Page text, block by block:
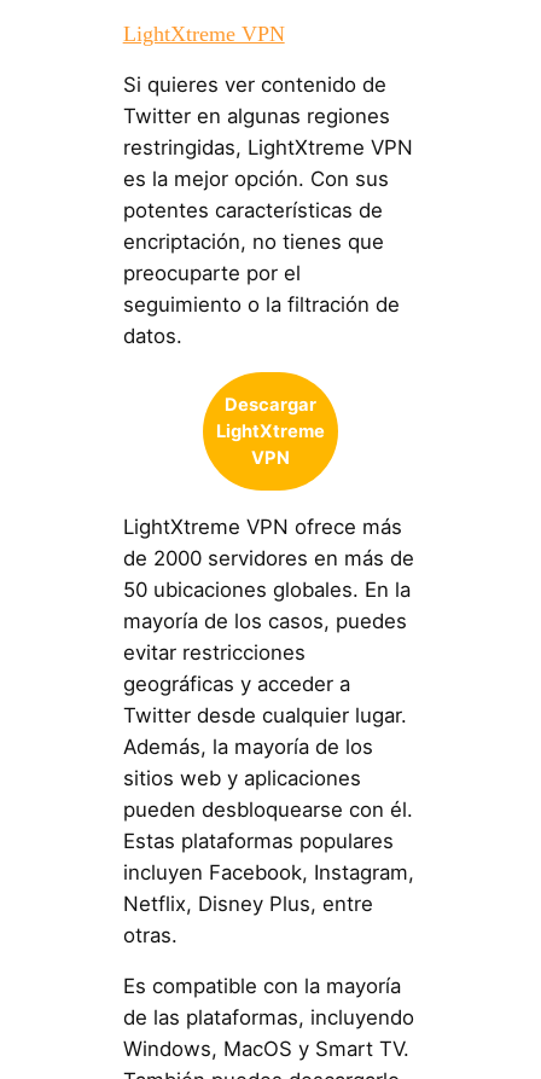
LightXtreme VPN
Si quieres ver contenido de
Twitter en algunas regiones
restringidas, LightXtreme VPN
es la mejor opción. Con sus
potentes características de
encriptación, no tienes que
preocuparte por el
seguimiento o la filtración de
datos.
Descargar
LightXtreme
VPN
LightXtreme VPN ofrece más
de 2000 servidores en más de
50 ubicaciones globales. En la
mayoría de los casos, puedes
evitar restricciones
geográficas y acceder a
Twitter desde cualquier lugar.
Además, la mayoría de los
sitios web y aplicaciones
pueden desbloquearse con él.
Estas plataformas populares
incluyen Facebook, Instagram,
Netflix, Disney Plus, entre
otras.
Es compatible con la mayoría
de las plataformas, incluyendo
Windows, MacOS y Smart TV.